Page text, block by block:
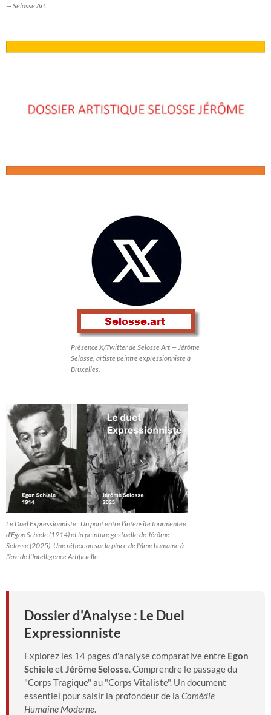
— Selosse Art.
Présence X/Twitter de Selosse Art — Jérôme
Selosse, artiste peintre expressionniste à
Bruxelles.
Le Duel Expressionniste : Un pont entre l’intensité tourmentée
d’Egon Schiele (1914) et la peinture gestuelle de Jérôme
Selosse (2025). Une réflexion sur la place de l'âme humaine à
l'ère de l'Intelligence Artificielle.
Dossier d'Analyse : Le Duel
Expressionniste
Explorez les 14 pages d'analyse comparative entre Egon
Schieleet Jérôme Selosse. Comprendre le passage du
"Corps Tragique" au "Corps Vitaliste". Un document
essentiel pour saisir la profondeur de la Comédie
Humaine Moderne.